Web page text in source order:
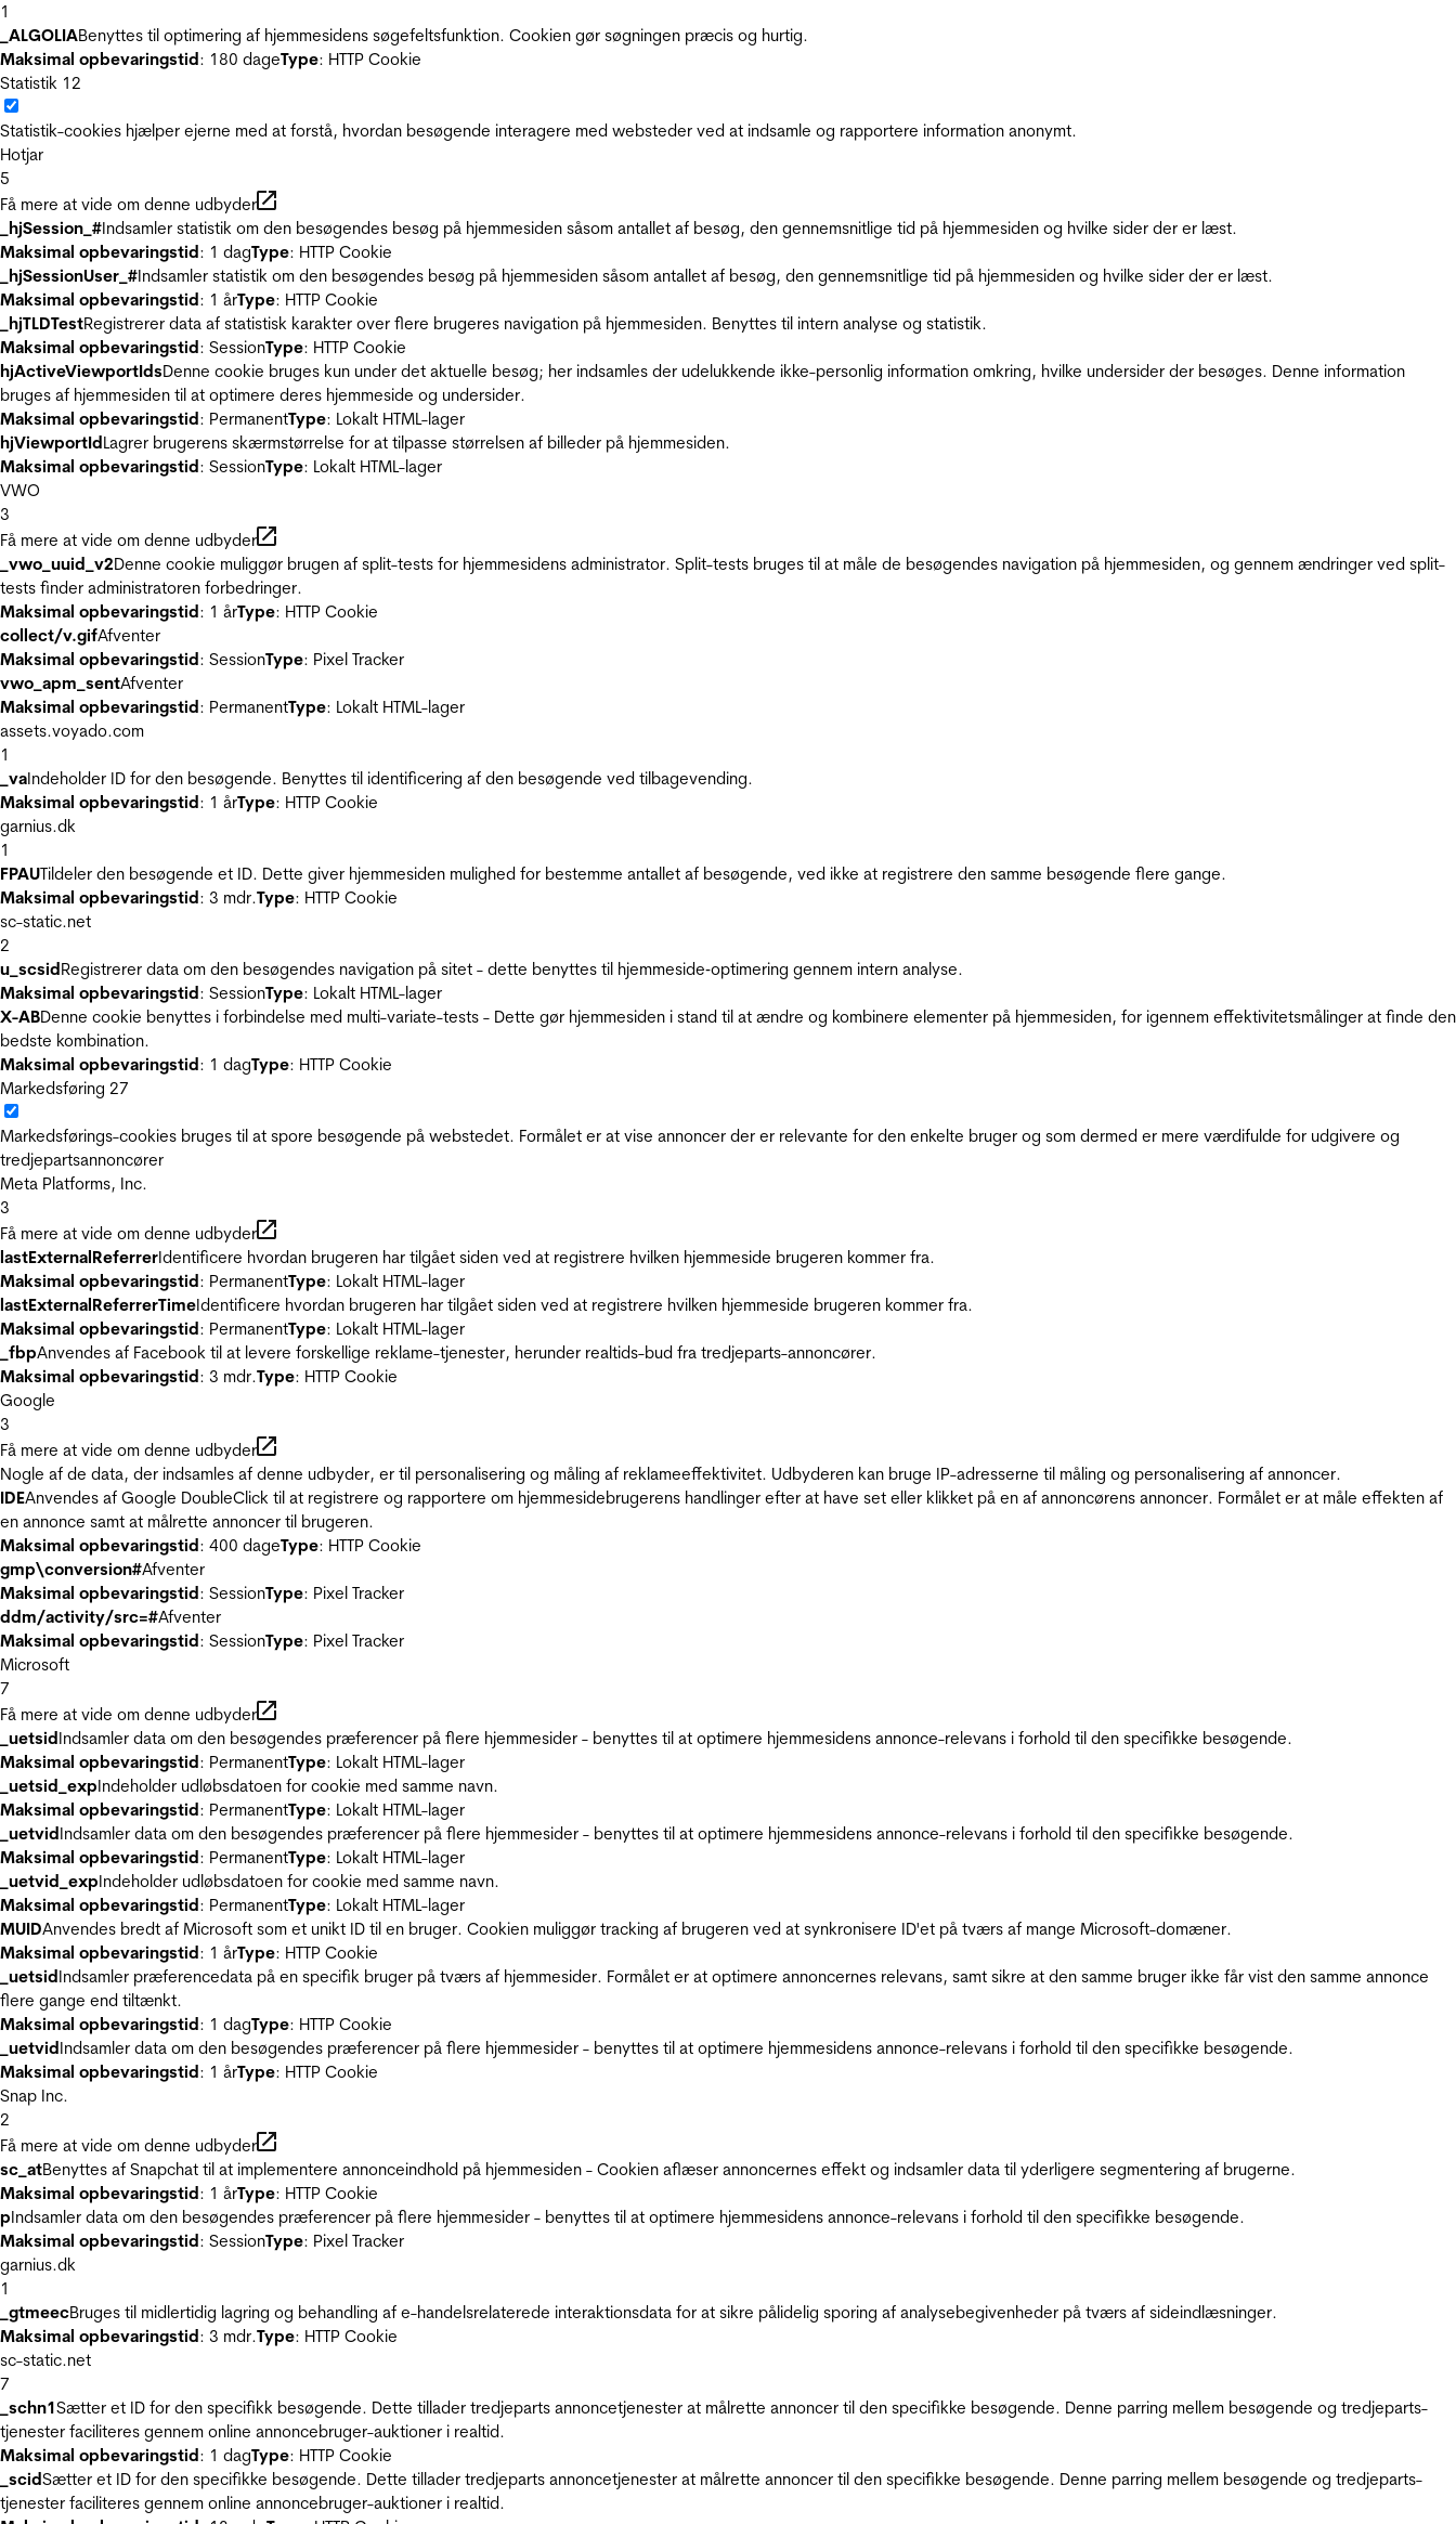
1
_ALGOLIABenyttes til optimering af hjemmesidens søgefeltsfunktion. Cookien gør søgningen præcis og hurtig.
Maksimal opbevaringstid: 180 dageType: HTTP Cookie
Statistik 12
Statistik-cookies hjælper ejerne med at forstå, hvordan besøgende interagere med websteder ved at indsamle og rapportere information anonymt.
Hotjar
5
Få mere at vide om denne udbyder
_hjSession_#Indsamler statistik om den besøgendes besøg på hjemmesiden såsom antallet af besøg, den gennemsnitlige tid på hjemmesiden og hvilke sider der er læst.
Maksimal opbevaringstid: 1 dagType: HTTP Cookie
_hjSessionUser_#Indsamler statistik om den besøgendes besøg på hjemmesiden såsom antallet af besøg, den gennemsnitlige tid på hjemmesiden og hvilke sider der er læst.
Maksimal opbevaringstid: 1 årType: HTTP Cookie
_hjTLDTestRegistrerer data af statistisk karakter over flere brugeres navigation på hjemmesiden. Benyttes til intern analyse og statistik.
Maksimal opbevaringstid: SessionType: HTTP Cookie
hjActiveViewportIdsDenne cookie bruges kun under det aktuelle besøg; her indsamles der udelukkende ikke-personlig information omkring, hvilke undersider der besøges. Denne information
bruges af hjemmesiden til at optimere deres hjemmeside og undersider.
Maksimal opbevaringstid: PermanentType: Lokalt HTML-lager
hjViewportIdLagrer brugerens skærmstørrelse for at tilpasse størrelsen af billeder på hjemmesiden.
Maksimal opbevaringstid: SessionType: Lokalt HTML-lager
VWO
3
Få mere at vide om denne udbyder
_vwo_uuid_v2Denne cookie muliggør brugen af split-tests for hjemmesidens administrator. Split-tests bruges til at måle de besøgendes navigation på hjemmesiden, og gennem ændringer ved split-
tests finder administratoren forbedringer.
Maksimal opbevaringstid: 1 årType: HTTP Cookie
collect/v.gifAfventer
Maksimal opbevaringstid: SessionType: Pixel Tracker
vwo_apm_sentAfventer
Maksimal opbevaringstid: PermanentType: Lokalt HTML-lager
assets.voyado.com
1
_vaIndeholder ID for den besøgende. Benyttes til identificering af den besøgende ved tilbagevending.
Maksimal opbevaringstid: 1 årType: HTTP Cookie
garnius.dk
1
FPAUTildeler den besøgende et ID. Dette giver hjemmesiden mulighed for bestemme antallet af besøgende, ved ikke at registrere den samme besøgende flere gange.
Maksimal opbevaringstid: 3 mdr.Type: HTTP Cookie
sc-static.net
2
u_scsidRegistrerer data om den besøgendes navigation på sitet - dette benyttes til hjemmeside‐optimering gennem intern analyse.
Maksimal opbevaringstid: SessionType: Lokalt HTML-lager
X-ABDenne cookie benyttes i forbindelse med multi-variate-tests - Dette gør hjemmesiden i stand til at ændre og kombinere elementer på hjemmesiden, for igennem effektivitetsmålinger at finde den
bedste kombination.
Maksimal opbevaringstid: 1 dagType: HTTP Cookie
Markedsføring 27
Markedsførings-cookies bruges til at spore besøgende på webstedet. Formålet er at vise annoncer der er relevante for den enkelte bruger og som dermed er mere værdifulde for udgivere og
tredjepartsannoncører
Meta Platforms, Inc.
3
Få mere at vide om denne udbyder
lastExternalReferrerIdentificere hvordan brugeren har tilgået siden ved at registrere hvilken hjemmeside brugeren kommer fra.
Maksimal opbevaringstid: PermanentType: Lokalt HTML-lager
lastExternalReferrerTimeIdentificere hvordan brugeren har tilgået siden ved at registrere hvilken hjemmeside brugeren kommer fra.
Maksimal opbevaringstid: PermanentType: Lokalt HTML-lager
_fbpAnvendes af Facebook til at levere forskellige reklame-tjenester, herunder realtids-bud fra tredjeparts-annoncører.
Maksimal opbevaringstid: 3 mdr.Type: HTTP Cookie
Google
3
Få mere at vide om denne udbyder
Nogle af de data, der indsamles af denne udbyder, er til personalisering og måling af reklameeffektivitet. Udbyderen kan bruge IP-adresserne til måling og personalisering af annoncer.
IDEAnvendes af Google DoubleClick til at registrere og rapportere om hjemmesidebrugerens handlinger efter at have set eller klikket på en af annoncørens annoncer. Formålet er at måle effekten af
en annonce samt at målrette annoncer til brugeren.
Maksimal opbevaringstid: 400 dageType: HTTP Cookie
gmp\conversion#Afventer
Maksimal opbevaringstid: SessionType: Pixel Tracker
ddm/activity/src=#Afventer
Maksimal opbevaringstid: SessionType: Pixel Tracker
Microsoft
7
Få mere at vide om denne udbyder
_uetsidIndsamler data om den besøgendes præferencer på flere hjemmesider - benyttes til at optimere hjemmesidens annonce-relevans i forhold til den specifikke besøgende.
Maksimal opbevaringstid: PermanentType: Lokalt HTML-lager
_uetsid_expIndeholder udløbsdatoen for cookie med samme navn.
Maksimal opbevaringstid: PermanentType: Lokalt HTML-lager
_uetvidIndsamler data om den besøgendes præferencer på flere hjemmesider - benyttes til at optimere hjemmesidens annonce-relevans i forhold til den specifikke besøgende.
Maksimal opbevaringstid: PermanentType: Lokalt HTML-lager
_uetvid_expIndeholder udløbsdatoen for cookie med samme navn.
Maksimal opbevaringstid: PermanentType: Lokalt HTML-lager
MUIDAnvendes bredt af Microsoft som et unikt ID til en bruger. Cookien muliggør tracking af brugeren ved at synkronisere ID'et på tværs af mange Microsoft-domæner.
Maksimal opbevaringstid: 1 årType: HTTP Cookie
_uetsidIndsamler præferencedata på en specifik bruger på tværs af hjemmesider. Formålet er at optimere annoncernes relevans, samt sikre at den samme bruger ikke får vist den samme annonce
flere gange end tiltænkt.
Maksimal opbevaringstid: 1 dagType: HTTP Cookie
_uetvidIndsamler data om den besøgendes præferencer på flere hjemmesider - benyttes til at optimere hjemmesidens annonce-relevans i forhold til den specifikke besøgende.
Maksimal opbevaringstid: 1 årType: HTTP Cookie
Snap Inc.
2
Få mere at vide om denne udbyder
sc_atBenyttes af Snapchat til at implementere annonceindhold på hjemmesiden - Cookien aflæser annoncernes effekt og indsamler data til yderligere segmentering af brugerne.
Maksimal opbevaringstid: 1 årType: HTTP Cookie
pIndsamler data om den besøgendes præferencer på flere hjemmesider - benyttes til at optimere hjemmesidens annonce-relevans i forhold til den specifikke besøgende.
Maksimal opbevaringstid: SessionType: Pixel Tracker
garnius.dk
1
_gtmeecBruges til midlertidig lagring og behandling af e-handelsrelaterede interaktionsdata for at sikre pålidelig sporing af analysebegivenheder på tværs af sideindlæsninger.
Maksimal opbevaringstid: 3 mdr.Type: HTTP Cookie
sc-static.net
7
_schn1Sætter et ID for den specifikk besøgende. Dette tillader tredjeparts annoncetjenester at målrette annoncer til den specifikke besøgende. Denne parring mellem besøgende og tredjeparts-
tjenester faciliteres gennem online annoncebruger-auktioner i realtid.
Maksimal opbevaringstid: 1 dagType: HTTP Cookie
_scidSætter et ID for den specifikke besøgende. Dette tillader tredjeparts annoncetjenester at målrette annoncer til den specifikke besøgende. Denne parring mellem besøgende og tredjeparts-
tjenester faciliteres gennem online annoncebruger-auktioner i realtid.